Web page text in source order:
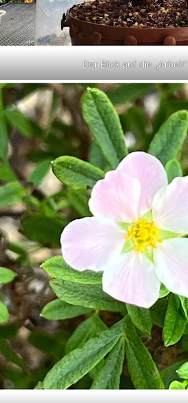
Der Blick auf die „Arbeit“